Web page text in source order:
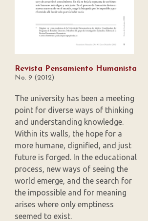
Revista Pensamiento Humanista
No. 9 (2012)
The university has been a meeting
point for diverse ways of thinking
and understanding knowledge.
Within its walls, the hope for a
more humane, dignified, and just
future is forged. In the educational
process, new ways of seeing the
world emerge, and the search for
the impossible and for meaning
arises where only emptiness
seemed to exist.